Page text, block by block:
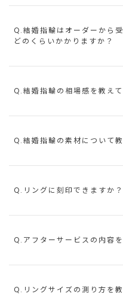
Q.結婚指輪はオーダーから
どのくらいかかりますか？
Q.結婚指輪の相場感を教えて
Q.結婚指輪の素材について教
Q.リングに刻印できますか？
Q.アフターサービスの内容
Q.リングサイズの測り方を教